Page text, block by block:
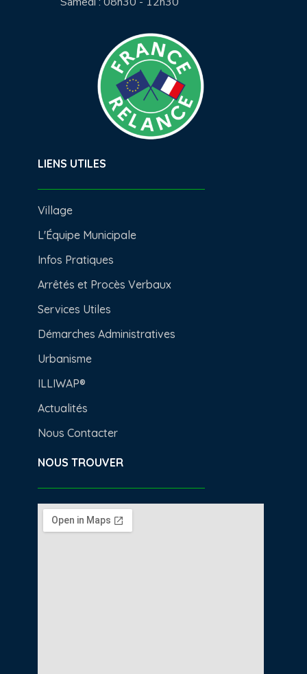
LIENS UTILES
Village
L'Équipe Municipale
Infos Pratiques
Arrêtés et Procès Verbaux
Services Utiles
Démarches Administratives
Urbanisme
ILLIWAP®
Actualités
Nous Contacter
NOUS TROUVER